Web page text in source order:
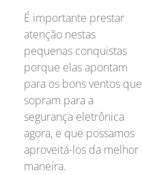
É importante prestar
atenção nestas
pequenas conquistas
porque elas apontam
para os bons ventos que
sopram para a
segurança eletrônica
agora, e que possamos
aproveitá-los da melhor
maneira.